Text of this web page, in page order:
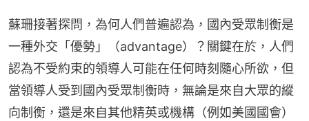
蘇珊接著探問，為何人們普遍認為，國內受眾制衡是
一種外交「優勢」（advantage）？關鍵在於，人們
認為不受約束的領導人可能在任何時刻隨心所欲，但
當領導人受到國內受眾制衡時，無論是來自大眾的縱
向制衡，還是來自其他精英或機構（例如美國國會）